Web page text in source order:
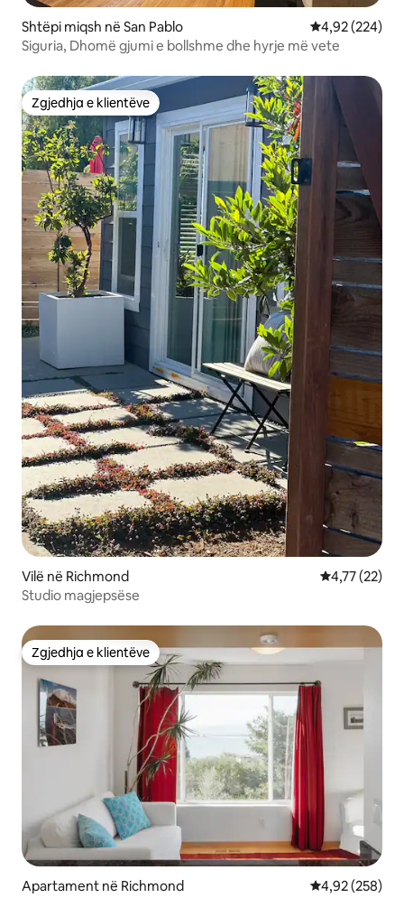
Shtëpi miqsh në San Pablo Vlerësimi
4,92 (224)
Siguria, Dhomë gjumi e bollshme dhe hyrje më vete
Zgjedhja e klientëve
Zgjedhja e klientëve
Vilë në Richmond Vlerësimi
4,77 (22)
Studio magjepsëse
Zgjedhja e klientëve
Zgjedhja e klientëve
Apartament në Richmond Vlerësimi
4,92 (258)